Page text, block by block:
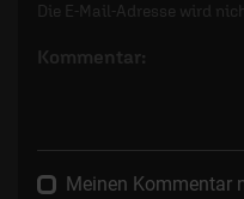
Die E-Mail-Adresse wird
Kommentar:
Meinen Kommentar